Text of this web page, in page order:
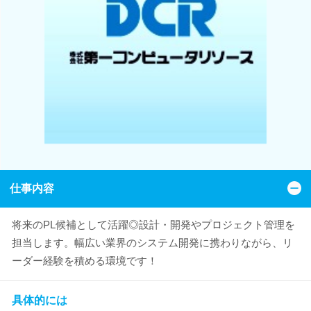
仕事内容
将来のPL候補として活躍◎設計・開発やプロジェクト管理を
担当します。幅広い業界のシステム開発に携わりながら、リ
ーダー経験を積める環境です！
具体的には